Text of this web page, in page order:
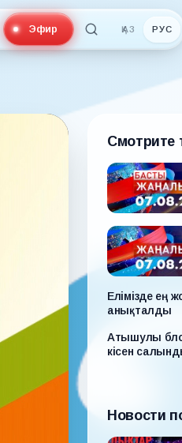
Эфир ҚАЗ РУС
Смотрите
Елімізде ең
анықталды
Атышулы
кісен
Новости